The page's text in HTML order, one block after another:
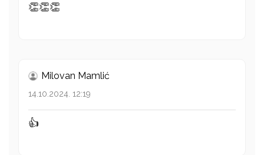
👏👏👏
Milovan Mamlić
14.10.2024. 12:19
👍